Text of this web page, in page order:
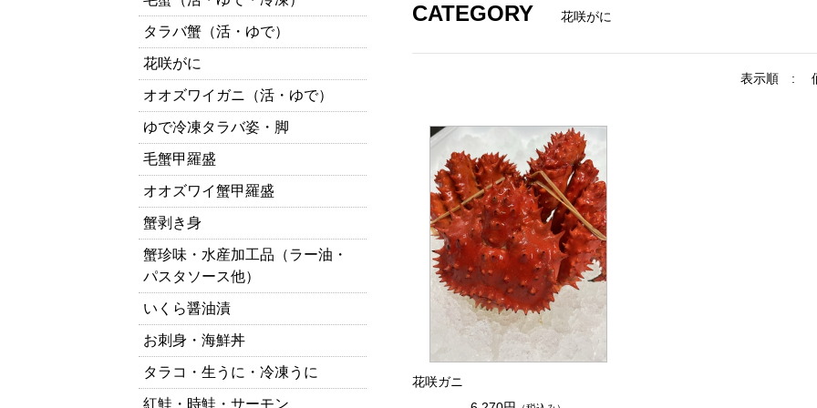
CATEGORY 花咲がに
表示順 :
花咲ガニ
タラバ蟹（活・ゆで）
花咲がに
オオズワイガニ（活・ゆで）
ゆで冷凍タラバ姿・脚
毛蟹甲羅盛
オオズワイ蟹甲羅盛
蟹剥き身
蟹珍味・水産加工品（ラー油・
パスタソース他）
いくら醤油漬
お刺身・海鮮丼
タラコ・生うに・冷凍うに
紅鮭・時鮭・サーモン